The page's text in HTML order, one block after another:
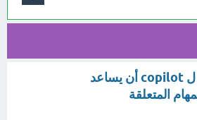
كيف يمكن ل copilot أن يساعد
المتعلقة